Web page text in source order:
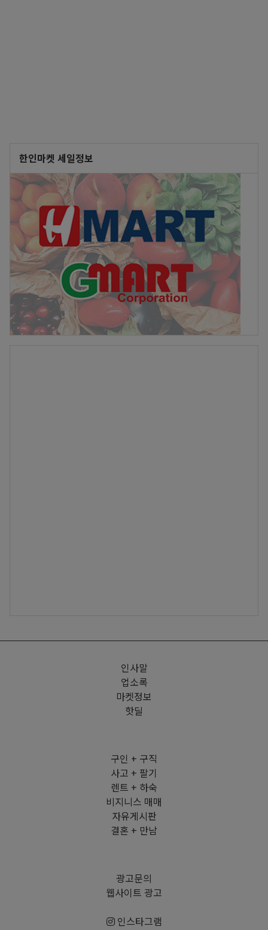
한인마켓 세일정보
인사말
업소록
마켓정보
핫딜
구인 + 구직
사고 + 팔기
렌트 + 하숙
비지니스 매매
자유게시판
결혼 + 만남
광고문의
웹사이트 광고
인스타그램